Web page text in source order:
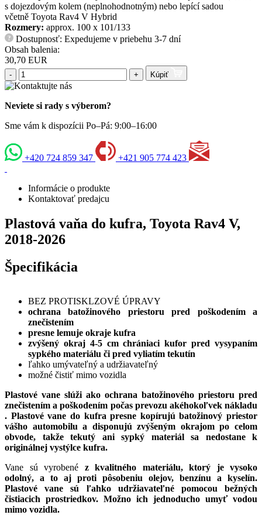
s dojezdovým kolem (neplnohodnotným) nebo lepící sadou
včetně Toyota Rav4 V Hybrid
Rozmery: approx. 100 x 101/133
?
Dostupnosť: Expedujeme v priebehu 3-7 dní
Obsah balenia:
30,70 EUR
- + Kúpiť
Neviete si rady s výberom?
Sme vám k dispozícii Po–Pá: 9:00–16:00
+420 724 859 347 +421 905 774 423
Informácie o produkte
Kontaktovať predajcu
Plastová vaňa do kufra, Toyota Rav4 V,
2018-2026
Špecifikácia
BEZ PROTISKLZOVÉ ÚPRAVY
ochrana batožinového priestoru pred poškodením a
znečistením
presne lemuje okraje kufra
zvýšený okraj 4-5 cm chrániaci kufor pred vysypaním
sypkého materiálu či pred vyliatím tekutín
ľahko umývateľný a udržiavateľný
možné čistiť mimo vozidla
Plastové vane slúži ako ochrana batožinového priestoru pred
znečistením a poškodením počas prevozu akéhokoľvek nákladu
. Plastové vane do kufra presne kopírujú batožinový priestor
vášho automobilu a disponujú zvýšeným okrajom po celom
obvode, takže tekutý ani sypký materiál sa nedostane k
originálnej vystýlce kufra.
Vane sú vyrobené z kvalitného materiálu, ktorý je vysoko
odolný, a to aj proti pôsobeniu olejov, benzínu a kyselín.
Plastové vane sú ľahko udržiavateľné pomocou bežných
čistiacich prostriedkov. Možno ich jednoducho umyť vodou
mimo vozidla.